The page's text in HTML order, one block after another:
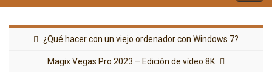
la
¿Qué hacer con un viejo ordenador con Windows 7?
Magix Vegas Pro 2023 – Edición de vídeo 8K